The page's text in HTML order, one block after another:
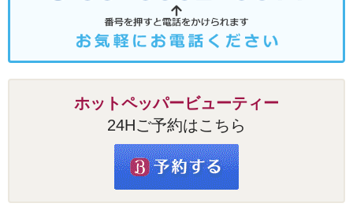
ホットペッパービューティー
24Hご予約はこちら